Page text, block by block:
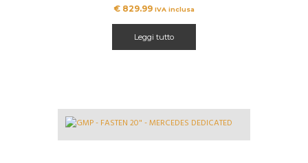
€ 829.99 IVA inclusa
Leggi tutto